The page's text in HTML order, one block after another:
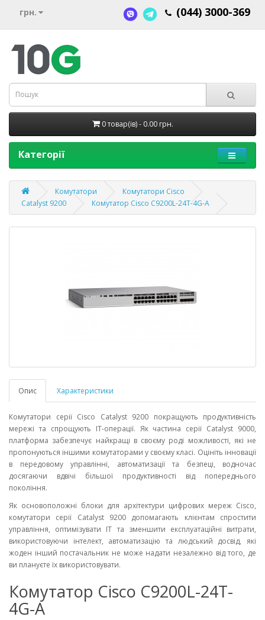
грн. (044) 3000-369
0 товар(ів) - 0.00 грн.
Категорії
Комутатори
Комутатори Cisco
Catalyst 9200
Комутатор Cisco C9200L-24T-4G-A
Опис Характеристики
Комутатори серії Cisco Catalyst 9200 покращують продуктивність
мережі та спрощують ІТ-операції. Як частина серії Catalyst 9000,
платформа забезпечує найкращі в своєму роді можливості, які не
пропонуються іншими комутаторами у своєму класі. Оцініть інновації
в передовому управлінні, автоматизації та безпеці, водночас
досягаючи вдвічі більшої продуктивності від попереднього
покоління.
Як основоположні блоки для архітектури цифрових мереж Cisco,
комутатори серії Catalyst 9200 допомагають клієнтам спростити
управління, оптимізувати ІТ та зменшити експлуатаційні витрати,
використовуючи інтелект, автоматизацію та людський досвід, які
жоден інший постачальник не може надати незалежно від того, де
ви плануєте їх використовувати.
Комутатор Cisco C9200L-24T-
4G-A